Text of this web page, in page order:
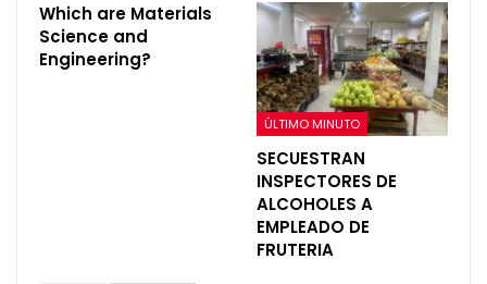
Which are Materials
Science and
Engineering?
ÚLTIMO MINUTO
SECUESTRAN
INSPECTORES DE
ALCOHOLES A
EMPLEADO DE
FRUTERIA